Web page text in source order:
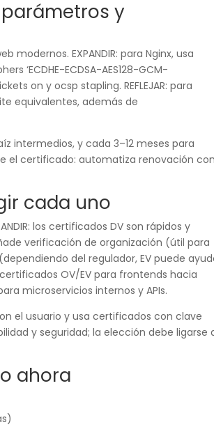
y
modernos. EXPANDIR: para Nginx, usa
‘ECDHE-ECDSA-AES128-GCM-
on y ocsp stapling. REFLEJAR: para
equivalentes, además de
intermedios, y cada 3–12 meses para
el certificado: automatiza renovación con
cada uno
los certificados DV son rápidos y
verificación de organización (útil para
del regulador, EV puede
OV/EV para frontends hacia
microservicios internos y APIs.
el usuario y usa certificados con clave
y seguridad; la elección debe ligarse
ahora